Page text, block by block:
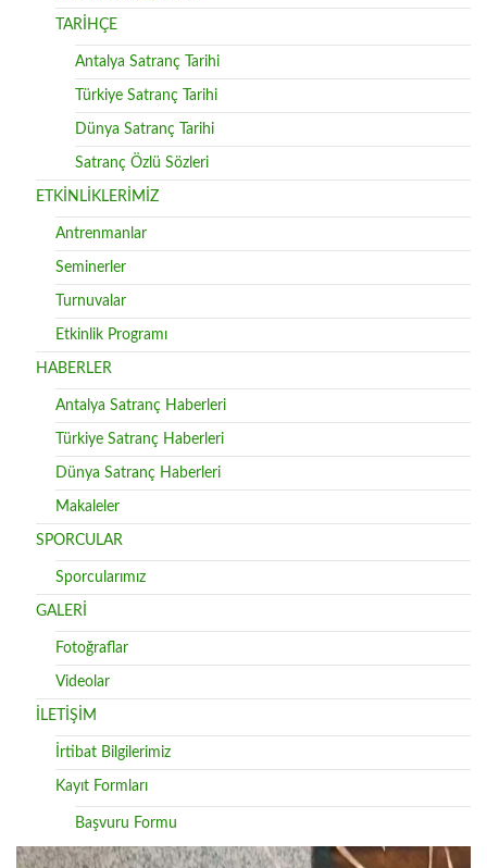
TARİHÇE
Antalya Satranç Tarihi
Türkiye Satranç Tarihi
Dünya Satranç Tarihi
Satranç Özlü Sözleri
ETKİNLİKLERİMİZ
Antrenmanlar
Seminerler
Turnuvalar
Etkinlik Programı
HABERLER
Antalya Satranç Haberleri
Türkiye Satranç Haberleri
Dünya Satranç Haberleri
Makaleler
SPORCULAR
Sporcularımız
GALERİ
Fotoğraflar
Videolar
İLETİŞİM
İrtibat Bilgilerimiz
Kayıt Formları
Başvuru Formu